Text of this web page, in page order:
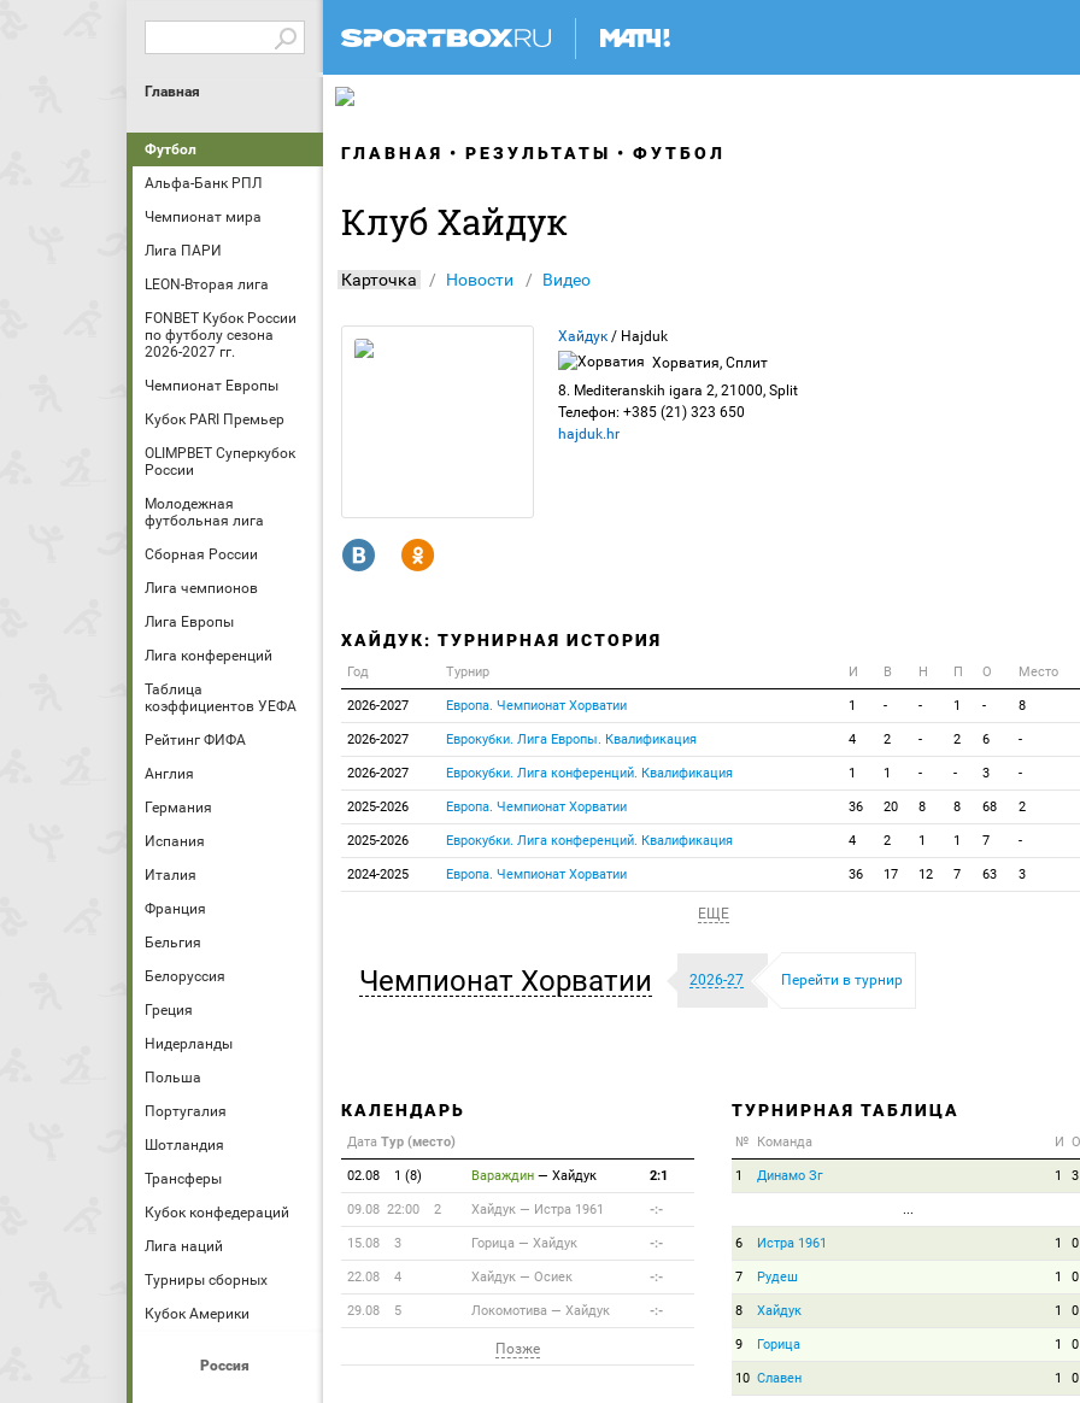
Главная
Футбол
Альфа-Банк РПЛ
Чемпионат мира
Лига ПАРИ
LEON-Вторая лига
FONBET Кубок России
по футболу сезона
2026-2027 гг.
Чемпионат Европы
Кубок PARI Премьер
OLIMPBET Суперкубок
России
Молодежная
футбольная лига
Сборная России
Лига чемпионов
Лига Европы
Лига конференций
Таблица
коэффициентов УЕФА
Рейтинг ФИФА
Англия
Германия
Испания
Италия
Франция
Бельгия
Белоруссия
Греция
Нидерланды
Польша
Португалия
Шотландия
Трансферы
Кубок конфедераций
Лига наций
Турниры сборных
Кубок Америки
Россия
ГЛАВНАЯ РЕЗУЛЬТАТЫ ФУТБОЛ
Клуб Хайдук
Карточка Новости Видео
Хайдук / Hajduk
Хорватия, Сплит
8. Mediteranskih igara 2, 21000, Split
Телефон: +385 (21) 323 650
hajduk.hr
R Y
ХАЙДУК: ТУРНИРНАЯ ИСТОРИЯ
Год Турнир И В Н П О Место
2026-2027 Европа. Чемпионат Хорватии 1 - - 1 - 8
2026-2027 Еврокубки. Лига Европы. Квалификация 4 2 - 2 6 -
2026-2027 Еврокубки. Лига конференций. Квалификация 1 1 - - 3 -
2025-2026 Европа. Чемпионат Хорватии 36 20 8 8 68 2
2025-2026 Еврокубки. Лига конференций. Квалификация 4 2 1 1 7 -
2024-2025 Европа. Чемпионат Хорватии 36 17 12 7 63 3
ЕЩЕ
Чемпионат Хорватии 2026-27 Перейти в турнир
КАЛЕНДАРЬ
Дата Тур (место)
02.08 1 (8) Вараждин — Хайдук 2:1
09.08 22:00 2 Хайдук — Истра 1961 -:-
15.08 3 Горица — Хайдук -:-
22.08 4 Хайдук — Осиек -:-
29.08 5 Локомотива — Хайдук -:-
Позже
ТУРНИРНАЯ ТАБЛИЦА
№ Команда И О
1 Динамо Зг 1 3
...
6 Истра 1961 1 0
7 Рудеш 1 0
8 Хайдук 1 0
9 Горица 1 0
10 Славен 1 0